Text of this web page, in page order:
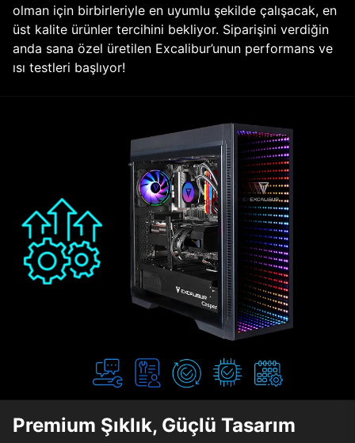
olman için birbirleriyle en uyumlu şekilde çalışacak, en
üst kalite ürünler tercihini bekliyor. Siparişini verdiğin
anda sana özel üretilen Excalibur’unun performans ve
ısı testleri başlıyor!
Premium Şıklık, Güçlü Tasarım